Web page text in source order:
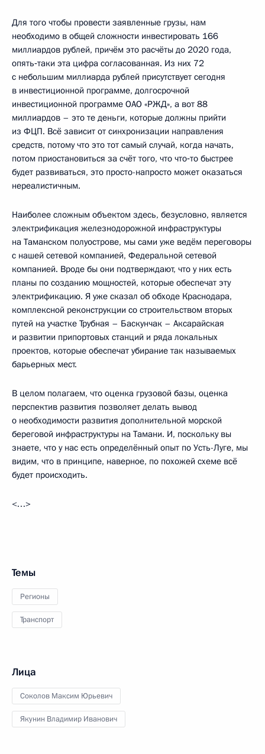
Для того чтобы провести заявленные грузы, нам
необходимо в общей сложности инвестировать 166
миллиардов рублей, причём это расчёты до 2020 года,
опять‑таки эта цифра согласованная. Из них 72
с небольшим миллиарда рублей присутствует сегодня
в инвестиционной программе, долгосрочной
инвестиционной программе ОАО «РЖД», а вот 88
миллиардов – это те деньги, которые должны прийти
из ФЦП. Всё зависит от синхронизации направления
средств, потому что это тот самый случай, когда начать,
потом приостановиться за счёт того, что что‑то быстрее
будет развиваться, это просто-напросто может оказаться
нереалистичным.
Наиболее сложным объектом здесь, безусловно, является
электрификация железнодорожной инфраструктуры
на Таманском полуострове, мы сами уже ведём переговоры
с нашей сетевой компанией, Федеральной сетевой
компанией. Вроде бы они подтверждают, что у них есть
планы по созданию мощностей, которые обеспечат эту
электрификацию. Я уже сказал об обходе Краснодара,
комплексной реконструкции со строительством вторых
путей на участке Трубная – Баскунчак – Аксарайская
и развитии припортовых станций и ряда локальных
проектов, которые обеспечат убирание так называемых
барьерных мест.
В целом полагаем, что оценка грузовой базы, оценка
перспектив развития позволяет делать вывод
о необходимости развития дополнительной морской
береговой инфраструктуры на Тамани. И, поскольку вы
знаете, что у нас есть определённый опыт по Усть-Луге, мы
видим, что в принципе, наверное, по похожей схеме всё
будет происходить.
<…>
Темы
Регионы
Транспорт
Лица
Соколов Максим Юрьевич
Якунин Владимир Иванович